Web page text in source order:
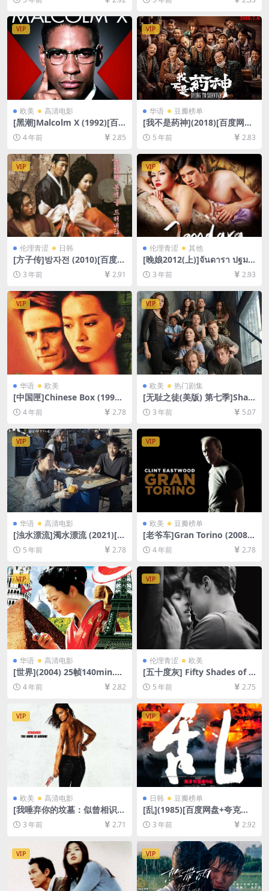
+迅雷云盘资源1080P超清未
删减][MP4/6.5GB][原声双语
字幕]【视频文件+防和谐压缩
包（含解压密码）】
删减][MP4/7.4GB][中文字幕]
VIP
欧美 高清电影
[黑潮]Malcolm X (1992)[百
度网盘+迅雷云盘资源1080P
超清未删减][MP4/11GB][中
英字幕]
4 年前 2.85
VIP
华语 豆瓣榜单
[我不是药神](2018)[百度网盘
+迅雷云盘资源1080P超清][M
P4/7.5GB][国语中字]
5 年前 2.83
VIP
伦理青涩 日韩
[方子传]방자전 (2010)[百度网
盘+迅雷云盘资源1080P超清
未删减][MP4/7GB][韩语中字]
3 年前 2.91
VIP
伦理青涩 其他
[晚娘2012(上)]จันดารา ปฐมบ
ท (2012)[百度网盘+迅雷云盘
资源1080P超清未删减][MP4/
8GB][中英字幕]
3 年前 2.93
VIP
华语 欧美
[中国匣]Chinese Box (1997)
[百度网盘+迅雷云盘资源1080
P超清未删减][MP4/6GB][原
声中字]
4 年前 2.78
VIP
欧美 热门剧集
[无耻之徒(美版) 第七季]Sha
meless Season 7 (2016)[百
度网盘+夸克网盘1080P超清
未删减资源][网盘在线播放/下
载][MP4/36GB][中英字幕]
3 年前 5.07
VIP
华语 高清电影
[浊水漂流]濁水漂流 (2021)[百
度网盘+迅雷云盘资源1080P
超清未删减][MP4/6.3GB][粤
5 年前 2.78
VIP
欧美 豆瓣榜单
[老爷车]Gran Torino (2008)
[百度网盘+迅雷云盘资源1080
P超清未删减][MP4/7.5GB][中
4 年前 2.78
VIP
华语 高清电影
[世界](2004) 25帧140min.与
24帧143min版本一致[百度网
盘+迅雷云盘资源1080P超清
未删减][MP4/8.7GB][中文字
幕]
4 年前 2.82
VIP
伦理青涩 欧美
[五十度灰] Fifty Shades of G
rey (2015)129分钟(加长版)
[百度网盘+迅雷云盘+夸克网
盘资源1080P][MP4/7.5GB]
[中英字幕]【视频文件+防和谐
压缩包（含解压密码）】
5 年前 2.75
VIP
欧美 高清电影
[我唾弃你的坟墓：似曾相识]I
Spit on Your Grave: Deja V
u (2019)[百度网盘+迅雷云盘
资源1080P超清未删减][MP4/
9GB][中文字幕]
3 年前 2.71
VIP
日韩 豆瓣榜单
[乱](1985)[百度网盘+夸克网
盘1080P超清资源][网盘在线
播放/下载][MP4/10GB][中文
字幕]
3 年前 2.92
VIP VIP